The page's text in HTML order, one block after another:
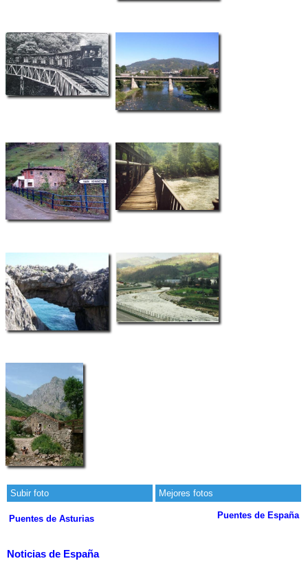
Subir foto Mejores fotos
Puentes de Asturias Puentes de España
Noticias de España